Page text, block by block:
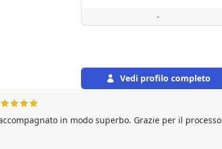
-
Vedi profilo completo
in modo superbo. Grazie per il processo